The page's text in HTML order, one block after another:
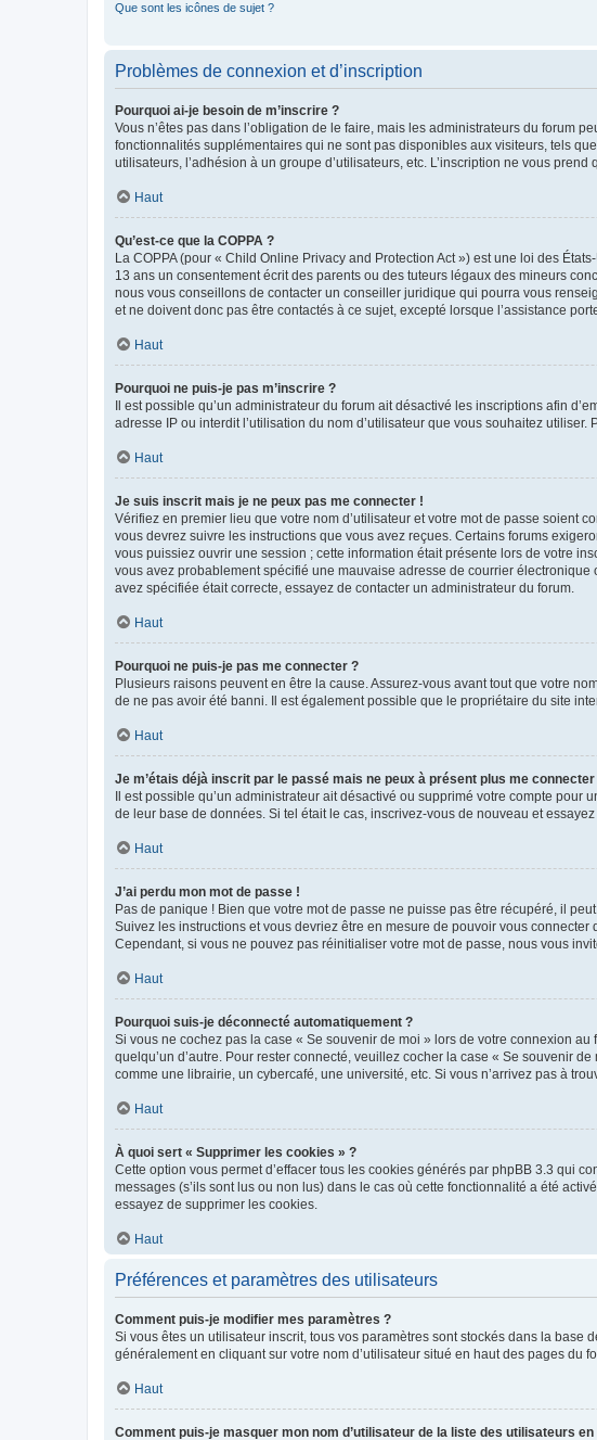
Que sont les icônes de sujet ?
Problèmes de connexion et d’inscription
Pourquoi ai-je besoin de m’inscrire ?
Vous n’êtes pas dans l’obligation de le faire, mais les administrateurs du forum
fonctionnalités supplémentaires qui ne sont pas disponibles aux visiteurs, tels
utilisateurs, l’adhésion à un groupe d’utilisateurs, etc. L’inscription ne vous
Haut
Qu’est-ce que la COPPA ?
La COPPA (pour « Child Online Privacy and Protection Act ») est une loi des
13 ans un consentement écrit des parents ou des tuteurs légaux des mineurs
nous vous conseillons de contacter un conseiller juridique qui pourra vous
et ne doivent donc pas être contactés à ce sujet, excepté lorsque l’assistance
Haut
Pourquoi ne puis-je pas m’inscrire ?
Il est possible qu’un administrateur du forum ait désactivé les inscriptions afin
adresse IP ou interdit l’utilisation du nom d’utilisateur que vous souhaitez
Haut
Je suis inscrit mais je ne peux pas me connecter !
Vérifiez en premier lieu que votre nom d’utilisateur et votre mot de passe soient
vous devrez suivre les instructions que vous avez reçues. Certains forums
vous puissiez ouvrir une session ; cette information était présente lors de votre
vous avez probablement spécifié une mauvaise adresse de courrier
avez spécifiée était correcte, essayez de contacter un administrateur du forum.
Haut
Pourquoi ne puis-je pas me connecter ?
Plusieurs raisons peuvent en être la cause. Assurez-vous avant tout que votre
de ne pas avoir été banni. Il est également possible que le propriétaire du site
Haut
Je m’étais déjà inscrit par le passé mais ne peux à présent plus me connecter
Il est possible qu’un administrateur ait désactivé ou supprimé votre compte
de leur base de données. Si tel était le cas, inscrivez-vous de nouveau et
Haut
J’ai perdu mon mot de passe !
Pas de panique ! Bien que votre mot de passe ne puisse pas être récupéré, il
Suivez les instructions et vous devriez être en mesure de pouvoir vous connecter
Cependant, si vous ne pouvez pas réinitialiser votre mot de passe, nous vous
Haut
Pourquoi suis-je déconnecté automatiquement ?
Si vous ne cochez pas la case « Se souvenir de moi » lors de votre connexion
quelqu’un d’autre. Pour rester connecté, veuillez cocher la case « Se souvenir
comme une librairie, un cybercafé, une université, etc. Si vous n’arrivez pas à
Haut
À quoi sert « Supprimer les cookies » ?
Cette option vous permet d’effacer tous les cookies générés par phpBB 3.3 qui
messages (s’ils sont lus ou non lus) dans le cas où cette fonctionnalité a été
essayez de supprimer les cookies.
Haut
Préférences et paramètres des utilisateurs
Comment puis-je modifier mes paramètres ?
Si vous êtes un utilisateur inscrit, tous vos paramètres sont stockés dans la
généralement en cliquant sur votre nom d’utilisateur situé en haut des pages du
Haut
Comment puis-je masquer mon nom d’utilisateur de la liste des utilisateurs en